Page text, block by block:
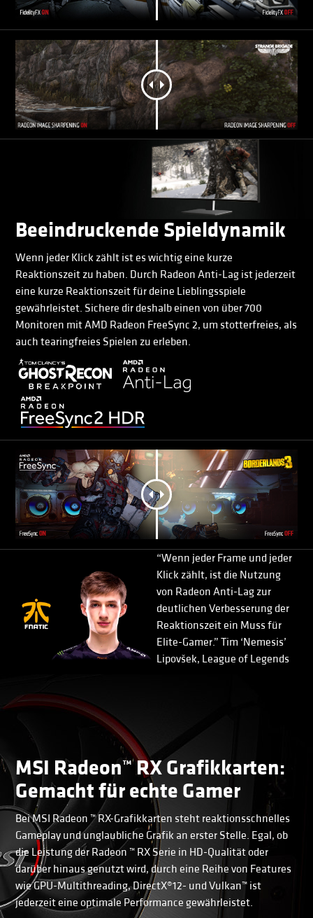
Beeindruckende Spieldynamik
Wenn jeder Klick zählt ist es wichtig eine kurze
Reaktionszeit zu haben. Durch Radeon Anti-Lag ist jederzeit
eine kurze Reaktionszeit für deine Lieblingsspiele
gewährleistet. Sichere dir deshalb einen von über 700
Monitoren mit AMD Radeon FreeSync 2, um stotterfreies, als
auch tearingfreies Spielen zu erleben.
“Wenn jeder Frame und jeder
Klick zählt, ist die Nutzung
von Radeon Anti-Lag zur
deutlichen Verbesserung der
Reaktionszeit ein Muss für
Elite-Gamer.” Tim ‘Nemesis’
Lipovšek, League of Legends
MSI Radeon™ RX Grafikkarten:
Gemacht für echte Gamer
Bei MSI Radeon ™ RX-Grafikkarten steht reaktionsschnelles
Gameplay und unglaubliche Grafik an erster Stelle. Egal, ob
die Leistung der Radeon ™ RX Serie in HD-Qualität oder
darüber hinaus genutzt wird, durch eine Reihe von Features
wie GPU-Multithreading, DirectX®12- und Vulkan™ ist
jederzeit eine optimale Performance gewährleistet.